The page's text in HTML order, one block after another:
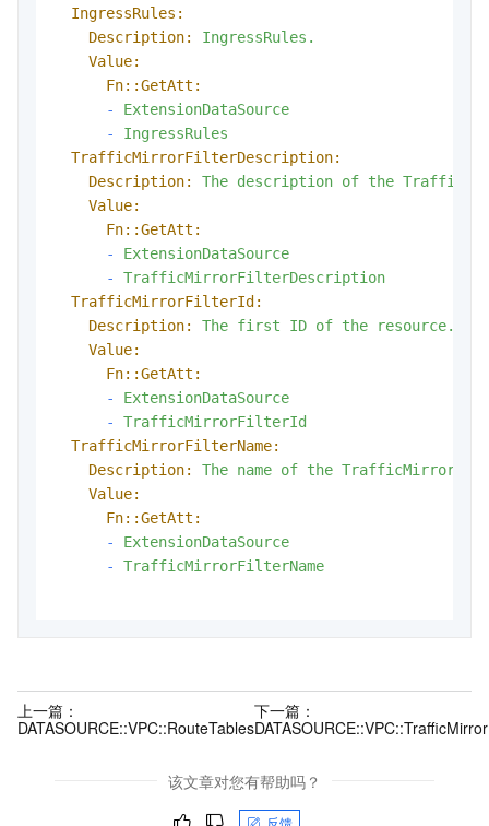
IngressRules:
Description:
IngressRules.
Value:
Fn::GetAtt:
-
ExtensionDataSource
-
IngressRules
TrafficMirrorFilterDescription:
Description:
The description of the
Value:
Fn::GetAtt:
-
ExtensionDataSource
-
TrafficMirrorFilterDescription
TrafficMirrorFilterId:
Description:
The first ID of the
resource.
Value:
Fn::GetAtt:
-
ExtensionDataSource
-
TrafficMirrorFilterId
TrafficMirrorFilterName:
Description:
The name of the
Value:
Fn::GetAtt:
-
ExtensionDataSource
-
TrafficMirrorFilterName
上一篇：
DATASOURCE::VPC::RouteTables
下一篇：
该文章对您有帮助吗？
反馈